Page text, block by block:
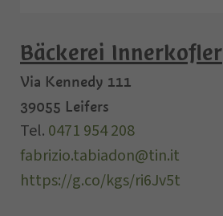
Bäckerei Innerkofler
Via Kennedy 111
39055 Leifers
Tel. 0471 954 208
fabrizio.tabiadon@tin.it
https://g.co/kgs/ri6Jv5t